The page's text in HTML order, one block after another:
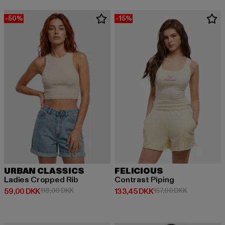
-50%
URBAN CLASSICS
Ladies Cropped Rib
59,00 DKK
Nuværende pris: 59,00 DKK
118,00 DKKKampagnepris: 118,00 DKK
-15%
FELICIOUS
Contrast Piping
133,45 DKK
Nuværende pris: 133,45 DKK
157,00 DKK